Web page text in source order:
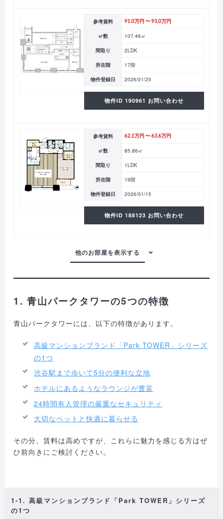
参考賃料 91.0万円 〜 93.0万円
㎡数 107.46㎡
間取り 2LDK
所在階 17階
物件登録日 2026/01/25
物件ID 190961 お問い合わせ
参考賃料 62.1万円 〜 63.6万円
㎡数 85.86㎡
間取り 1LDK
所在階 19階
物件登録日 2026/01/15
物件ID 188123 お問い合わせ
1. 青山パークタワーの5つの特徴
青山パークタワーには、以下の特徴があります。
高級マンションブランド「Park TOWER」シリーズ
の1つ
渋谷駅まで歩いて5分の便利な立地
ホテルにあるようなラウンジが豊富
24時間有人管理の厳重なセキュリティ
大切なペットと快適に暮らせる
その分、賃料は高めですが、これらに魅力を感じる方はぜ
ひ前向きにご検討ください。
1-1. 高級マンションブランド「Park TOWER」シリーズ
の1つ